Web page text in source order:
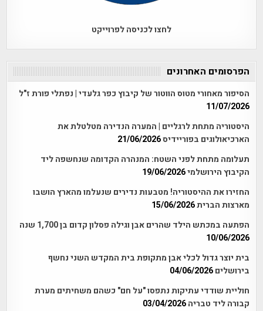
לחצו לכניסה לפרוייקט
הפרסומים האחרונים
הסיפור מאחורי מטוס הווטור של קיבוץ כפר גלעדי | נפתלי פורת ז"ל
11/07/2026
היסטוריה מתחת לרגליים | המערה הנדירה מטלטלת את
הארכיאולוגים בפוריידיס21/06/2026
תעלומה מתחת לפני השטח: המנהרה הקדומה שנחשפה ליד
הקיבוץ הירושלמי19/06/2026
החזירו את ההיסטוריה! מטבעות נדירים שנעלמו מהארץ הושבו
מארצות הברית15/06/2026
הפתעה במכתש הילד שהרים אבן וגילה פסלון קדום בן 1,700 שנה
10/06/2026
בית יוצר גדול לכלי אבן מתקופת בית המקדש השני נחשף
בירושלים 04/06/2026
חוליית שודדי עתיקות נתפסו "על חם" כשהם משחיתים מערת
קבורה ליד טבריה 03/04/2026